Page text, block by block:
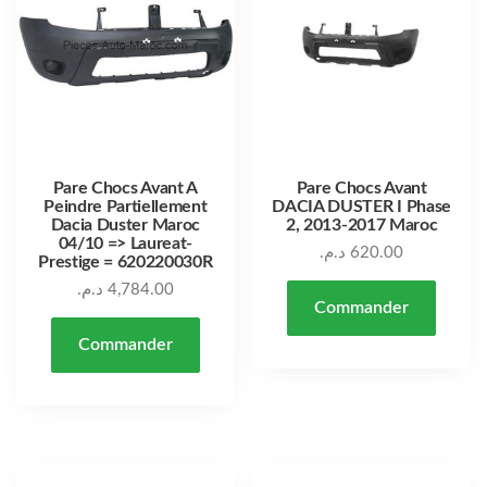
Pare Chocs Avant A
Peindre Partiellement
Dacia Duster Maroc
04/10 => Laureat-
Prestige = 620220030R
4,784.00 د.م.
Commander
Pare Chocs Avant
DACIA DUSTER I Phase
2, 2013-2017 Maroc
620.00 د.م.
Commander